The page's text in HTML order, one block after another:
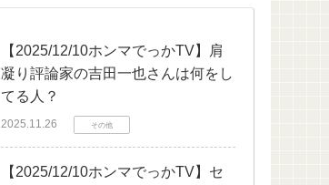
【2025/12/10ホンマでっかTV】肩
凝り評論家の吉田一也さんは何をし
てる人？
2025.11.26 その他
【2025/12/10ホンマでっかTV】セ